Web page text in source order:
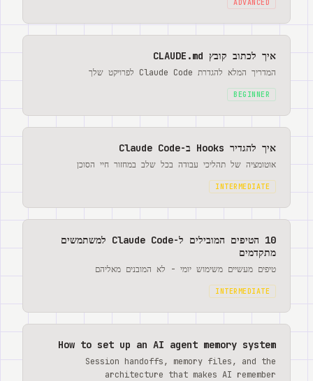
ADVANCED
איך לכתוב קובץ CLAUDE.md
המדריך המלא להגדרת Claude Code לפרויקט שלך
BEGINNER
איך להגדיר Hooks ב-Claude Code
אוטומציה של תהליכי עבודה בכל שלב במחזור חיי הסוכן
INTERMEDIATE
10 הטיפים המובילים ל-Claude Code למשתמשים
מתקדמים
טיפים מעשיים משימוש יומי - לא המובנים מאליהם
INTERMEDIATE
How to set up an AI agent memory system
Session handoffs, memory files, and the
architecture that makes AI remember